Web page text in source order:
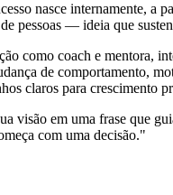
nasce internamente, a
pessoas — ideia que
como coach e mentora,
de comportamento,
claros para crescimento
visão em uma frase que
com uma decisão."